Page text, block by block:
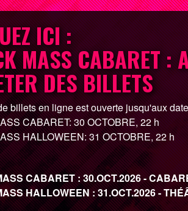
ICI :
MASS CABARET :
DES BILLETS
billets en ligne est ouverte jusqu'aux
CABARET: 30 OCTOBRE, 22 h
HALLOWEEN: 31 OCTOBRE, 22 h
CABARET : 30.OCT.2026 -
HALLOWEEN : 31.OCT.2026 -